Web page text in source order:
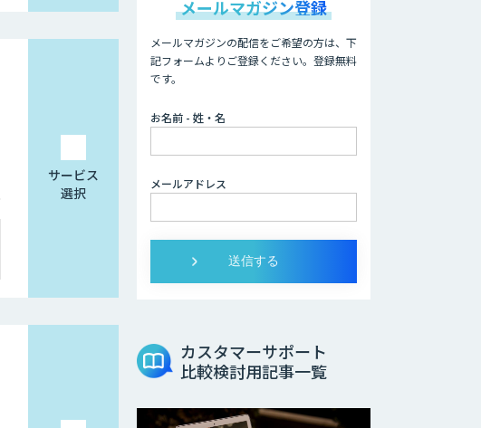
サービス
選択
メールマガジン登録
メールマガジンの配信をご希望の方は、下
記フォームよりご登録ください。登録無料
です。
お名前 - 姓・名
メールアドレス
カスタマーサポート
比較検討用記事一覧